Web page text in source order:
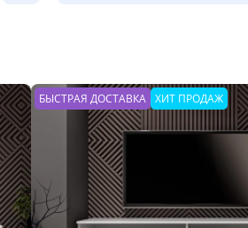
БЫСТРАЯ ДОСТАВКА ХИТ ПРОДАЖ